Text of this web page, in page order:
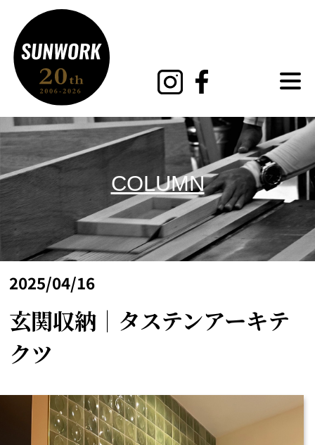
COLUMN
2025/04/16
玄関収納｜タステンアーキテ
クツ